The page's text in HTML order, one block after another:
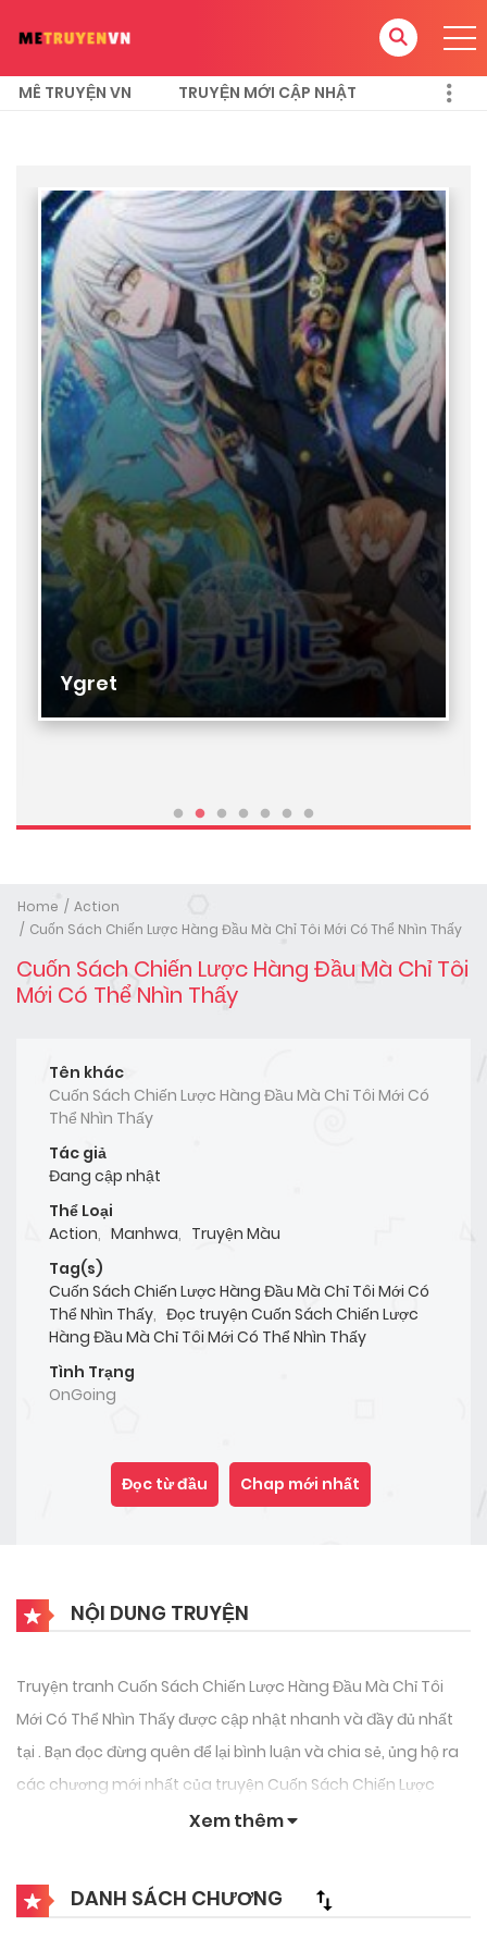
MÊ TRUYỆN VN TRUYỆN MỚI CẬP NHẬT
Ygret
Home
Action
Cuốn Sách Chiến Lược Hàng Đầu Mà Chỉ Tôi Mới Có Thể Nhìn Thấy
Cuốn Sách Chiến Lược Hàng Đầu Mà Chỉ Tôi
Mới Có Thể Nhìn Thấy
Tên khác
Cuốn Sách Chiến Lược Hàng Đầu Mà Chỉ Tôi Mới Có
Thể Nhìn Thấy
Tác giả
Đang cập nhật
Thể Loại
Action, Manhwa, Truyện Màu
Tag(s)
Cuốn Sách Chiến Lược Hàng Đầu Mà Chỉ Tôi Mới Có
Thể Nhìn Thấy, Đọc truyện Cuốn Sách Chiến Lược
Hàng Đầu Mà Chỉ Tôi Mới Có Thể Nhìn Thấy
Tình Trạng
OnGoing
Đọc từ đầu Chap mới nhất
NỘI DUNG TRUYỆN
Truyện tranh Cuốn Sách Chiến Lược Hàng Đầu Mà Chỉ Tôi
Mới Có Thể Nhìn Thấy được cập nhật nhanh và đầy đủ nhất
tại . Bạn đọc đừng quên để lại bình luận và chia sẻ, ủng hộ ra
các chương mới nhất của truyện Cuốn Sách Chiến Lược
Hàng Đầu Mà Chỉ Tôi Mới Có Thể Nhìn Thấy.
Xem thêm
DANH SÁCH CHƯƠNG